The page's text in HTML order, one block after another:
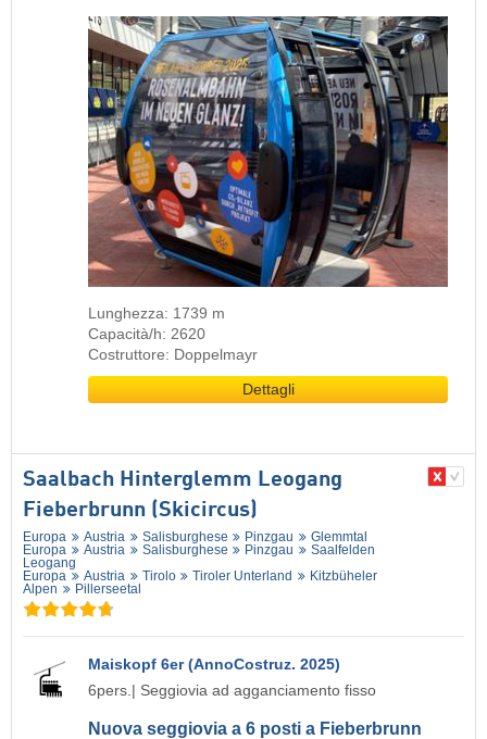
Lunghezza: 1739 m
Capacità/h: 2620
Costruttore: Doppelmayr
Dettagli
Saalbach Hinterglemm Leogang
Fieberbrunn (Skicircus)
Europa Austria Salisburghese Pinzgau
Glemmtal
Europa
Austria Salisburghese Pinzgau
Saalfelden
Leogang
Europa
Austria Tirolo Tiroler Unterland
Kitzbüheler
Alpen
Pillerseetal
Maiskopf 6er (AnnoCostruz. 2025)
6pers.| Seggiovia ad agganciamento fisso
Nuova seggiovia a 6 posti a Fieberbrunn